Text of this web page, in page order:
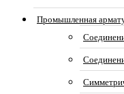
Промышленная